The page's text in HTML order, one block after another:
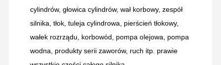
cylindrów, głowica cylindrów, wał korbowy, zespół
silnika, tłok, tuleja cylindrowa, pierścień tłokowy,
wałek rozrządu, korbowód, pompa olejowa, pompa
wodna, produkty serii zaworów, ruch itp. prawie